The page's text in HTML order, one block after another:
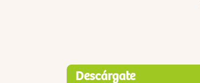
Descárgate